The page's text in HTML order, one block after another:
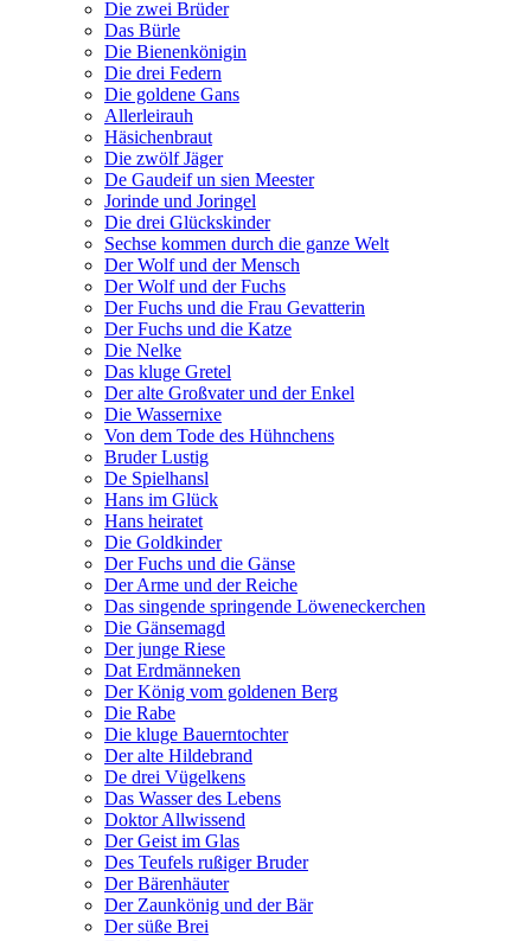
Die zwei Brüder
Das Bürle
Die Bienenkönigin
Die drei Federn
Die goldene Gans
Allerleirauh
Häsichenbraut
Die zwölf Jäger
De Gaudeif un sien Meester
Jorinde und Joringel
Die drei Glückskinder
Sechse kommen durch die ganze Welt
Der Wolf und der Mensch
Der Wolf und der Fuchs
Der Fuchs und die Frau Gevatterin
Der Fuchs und die Katze
Die Nelke
Das kluge Gretel
Der alte Großvater und der Enkel
Die Wassernixe
Von dem Tode des Hühnchens
Bruder Lustig
De Spielhansl
Hans im Glück
Hans heiratet
Die Goldkinder
Der Fuchs und die Gänse
Der Arme und der Reiche
Das singende springende Löweneckerchen
Die Gänsemagd
Der junge Riese
Dat Erdmänneken
Der König vom goldenen Berg
Die Rabe
Die kluge Bauerntochter
Der alte Hildebrand
De drei Vügelkens
Das Wasser des Lebens
Doktor Allwissend
Der Geist im Glas
Des Teufels rußiger Bruder
Der Bärenhäuter
Der Zaunkönig und der Bär
Der süße Brei